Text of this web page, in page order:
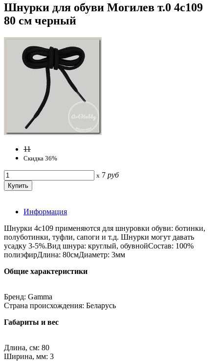
Шнурки для обуви Могилев т.0 4с109
80 см черный
11
Скидка 36%
x 7 руб
Информация
Шнурки 4с109 применяются для шнуровки обуви: ботинки,
полуботинки, туфли, сапоги и т.д. Шнурки могут давать
усадку 3-5%.Вид шнура: круглый, обувнойСостав: 100%
полиэфирДлина: 80смДиаметр: 3мм
Общие характеристики
Бренд: Gamma
Страна происхождения: Беларусь
Габариты и вес
Длина, см: 80
Ширина, мм: 3